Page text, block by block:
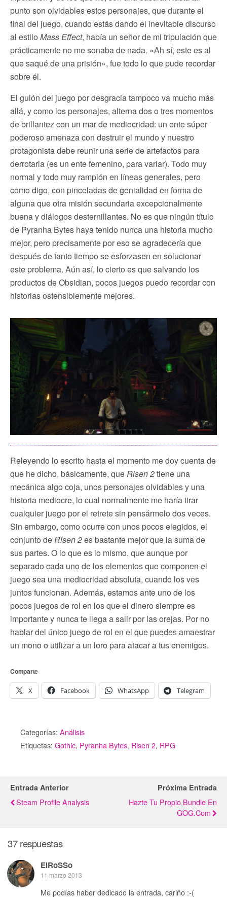
punto son olvidables estos personajes, que durante el
final del juego, cuando estás dando el inevitable discurso
al estilo Mass Effect, había un señor de mi tripulación que
prácticamente no me sonaba de nada. «Ah sí, este es al
que saqué de una prisión», fue todo lo que pude recordar
sobre él.
El guión del juego por desgracia tampoco va mucho más
allá, y como los personajes, alterna dos o tres momentos
de brillantez con un mar de mediocridad: un ente súper
poderoso amenaza con destruir el mundo y nuestro
protagonista debe reunir una serie de artefactos para
derrotarla (es un ente femenino, para variar). Todo muy
normal y todo muy ramplón en líneas generales, pero
como digo, con pinceladas de genialidad en forma de
alguna que otra misión secundaria excepcionalmente
buena y diálogos desternillantes. No es que ningún título
de Pyranha Bytes haya tenido nunca una historia mucho
mejor, pero precisamente por eso se agradecería que
después de tanto tiempo se esforzasen en solucionar
este problema. Aún así, lo cierto es que salvando los
productos de Obsidian, pocos juegos puedo recordar con
historias ostensiblemente mejores.
Releyendo lo escrito hasta el momento me doy cuenta de
que he dicho, básicamente, queRisen 2tiene una
mecánica algo coja, unos personajes olvidables y una
historia mediocre, lo cual normalmente me haría tirar
cualquier juego por el retrete sin pensármelo dos veces.
Sin embargo, como ocurre con unos pocos elegidos, el
conjunto deRisen 2es bastante mejor que la suma de
sus partes. O lo que es lo mismo, que aunque por
separado cada uno de los elementos que componen el
juego sea una mediocridad absoluta, cuando los ves
juntos funcionan. Además, estamos ante uno de los
pocos juegos de rol en los que el dinero siempre es
importante y nunca te llega a salir por las orejas. Por no
hablar del único juego de rol en el que puedes amaestrar
un mono o utilizar a un loro para atacar a tus enemigos.
Comparte
X Facebook WhatsApp Telegram
Categorías: Análisis
Etiquetas: Gothic, Pyranha Bytes, Risen 2, RPG
Entrada Anterior
Steam Profile Analysis
Próxima Entrada
Hazte Tu Propio Bundle En
GOG.com
37 respuestas
ElRoSSo
11 marzo 2013
Me podías haber dedicado la entrada, cariño :-(